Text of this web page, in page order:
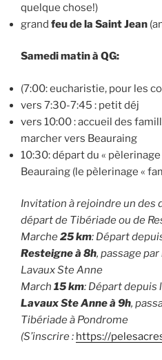
quelque chose!)
grand feu de la Saint Jean
Samedi matin à QG:
(7:00: eucharistie, pour les
vers 7:30-7:45 : petit déj
vers 10:00 : accueil des
marcher vers Beauraing
10:30: départ du «
Beauraing (le pèlerinage «
Invitation à rejoindre un des
départ de Tibériade ou de
Marche25 km: Départ
Resteigne à 8h, passage
Lavaux Ste Anne
March 15 km: Départ depuis
Lavaux Ste Anne à 9h,
Tibériade à Pondrome
(S’inscrire : https://